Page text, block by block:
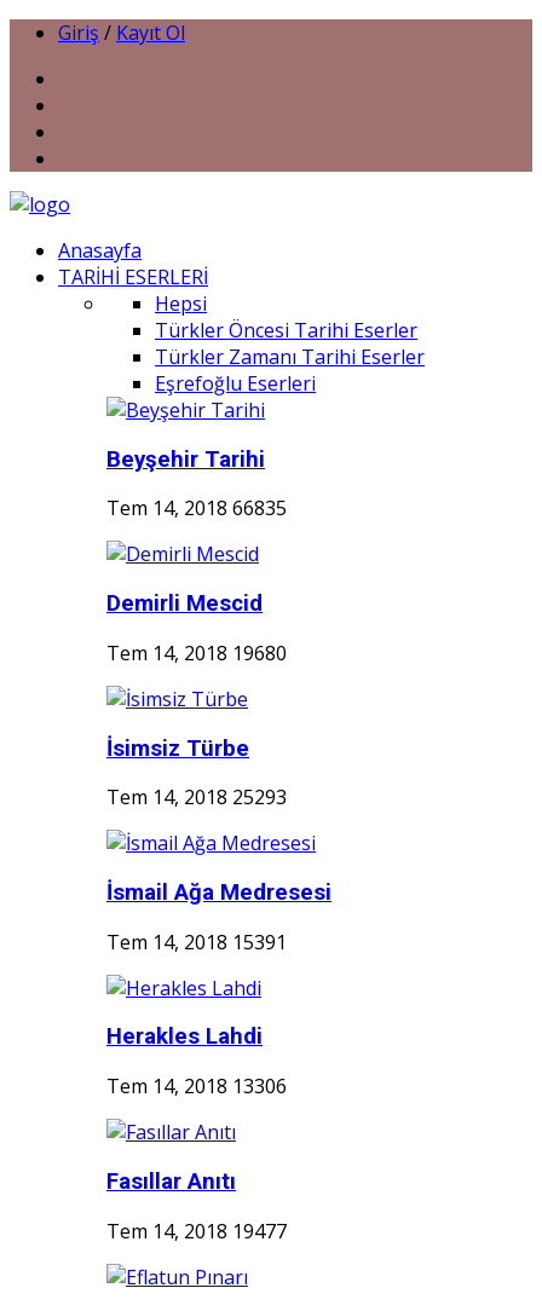
Giriş / Kayıt Ol
Anasayfa
TARİHİ ESERLERİ
Hepsi
Türkler Öncesi Tarihi Eserler
Türkler Zamanı Tarihi Eserler
Eşrefoğlu Eserleri
Beyşehir Tarihi
Tem 14, 2018 66835
Demirli Mescid
Tem 14, 2018 19680
İsimsiz Türbe
Tem 14, 2018 25293
İsmail Ağa Medresesi
Tem 14, 2018 15391
Herakles Lahdi
Tem 14, 2018 13306
Fasıllar Anıtı
Tem 14, 2018 19477